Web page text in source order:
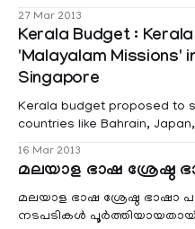
ആശുപത്രിയില്‍ തീവ്ര
മരണത്തിന് കീഴടങ്ങിയത്‌.
27 Mar 2013
Kerala Budget :
'Malayalam Missions'
Singapore
Kerala budget proposed to
countries like Bahrain,
Malaysia to help the second
Malayalees to connect with
culture.Kerala Finance
state budget for 2013
16 Mar 2013
മലയാള ഭാഷ ശ്രേഷ്ഠ
മലയാള ഭാഷ ശ്രേഷ്ഠ ഭാഷാ
നടപടികള്‍ പൂര്‍ത്തിയായതായി